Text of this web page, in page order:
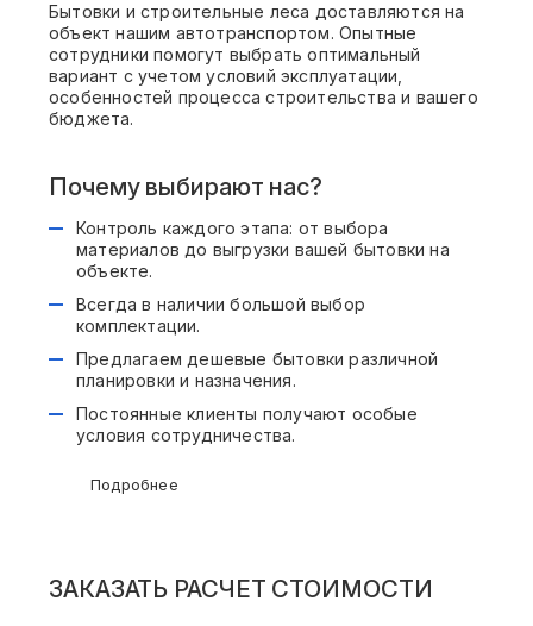
Бытовки и строительные леса доставляются на
объект нашим автотранспортом. Опытные
сотрудники помогут выбрать оптимальный
вариант с учетом условий эксплуатации,
особенностей процесса строительства и вашего
бюджета.
Почему выбирают нас?
Контроль каждого этапа: от выбора
материалов до выгрузки вашей бытовки на
объекте.
Всегда в наличии большой выбор
комплектации.
Предлагаем дешевые бытовки различной
планировки и назначения.
Постоянные клиенты получают особые
условия сотрудничества.
Подробнее
ЗАКАЗАТЬ РАСЧЕТ СТОИМОСТИ